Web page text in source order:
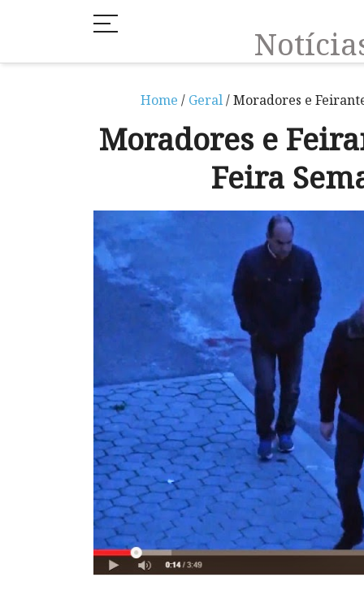
Home / Geral/ Moradores e
Moradores e
Feira